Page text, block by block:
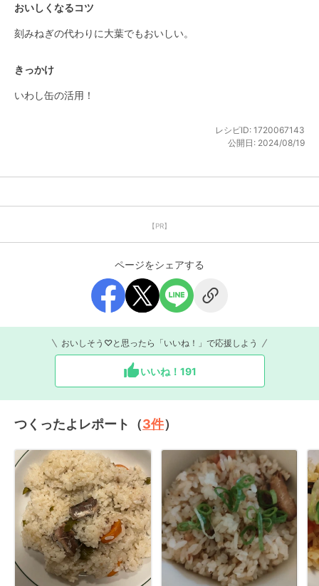
おいしくなるコツ
刻みねぎの代わりに大葉でもおいしい。
きっかけ
いわし缶の活用！
レシピID: 1720067143
公開日: 2024/08/19
【PR】
ページをシェアする
おいしそう♡と思ったら「いいね！」で応援しよう
いいね！ 191
つくったよレポート（3件）